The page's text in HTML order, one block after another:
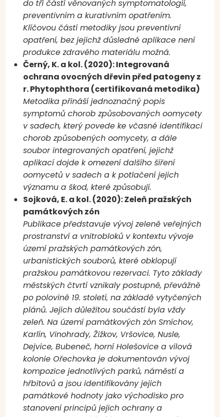
do tří částí věnovaných symptomatologii,
preventivním a kurativním opatřením.
Klíčovou částí metodiky jsou preventivní
opatření, bez jejichž důsledné aplikace není
produkce zdravého materiálu možná.
Černý, K. a kol. (2020): Integrovaná
ochrana ovocných dřevin před patogeny z
r. Phytophthora (certifikovaná metodika)
Metodika přináší jednoznačný popis
symptomů chorob způsobovaných oomycety
v sadech, který povede ke včasné identifikaci
chorob způsobených oomycety, a dále
soubor integrovaných opatření, jejichž
aplikací dojde k omezení dalšího šíření
oomycetů v sadech a k potlačení jejich
významu a škod, které způsobují.
Sojková, E. a kol. (2020): Zeleň pražských
památkových zón
Publikace představuje vývoj zeleně veřejných
prostranství a vnitrobloků v kontextu vývoje
území pražských památkových zón,
urbanistických souborů, které obklopují
pražskou památkovou rezervaci. Tyto základy
městských čtvrtí vznikaly postupně, převážně
po polovině 19. století, na základě vytyčených
plánů. Jejich důležitou součástí byla vždy
zeleň. Na území památkových zón Smíchov,
Karlín, Vinohrady, Žižkov, Vršovice, Nusle,
Dejvice, Bubeneč, horní Holešovice a vilová
kolonie Ořechovka je dokumentován vývoj
kompozice jednotlivých parků, náměstí a
hřbitovů a jsou identifikovány jejich
památkové hodnoty jako východisko pro
stanovení principů jejich ochrany a